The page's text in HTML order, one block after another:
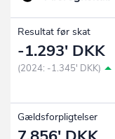
Resultat før skat
-1.293' DKK
(2024: -1.345' DKK)
Gældsforpligtelser